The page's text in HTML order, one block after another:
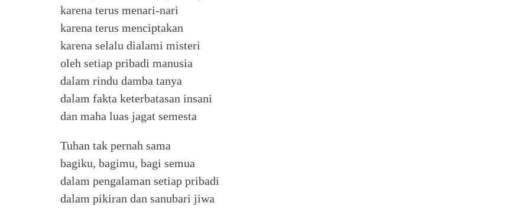
karena terus menari-nari
karena terus menciptakan
karena selalu dialami misteri
oleh setiap pribadi manusia
dalam rindu damba tanya
dalam fakta keterbatasan insani
dan maha luas jagat semesta
Tuhan tak pernah sama
bagiku, bagimu, bagi semua
dalam pengalaman setiap pribadi
dalam pikiran dan sanubari jiwa